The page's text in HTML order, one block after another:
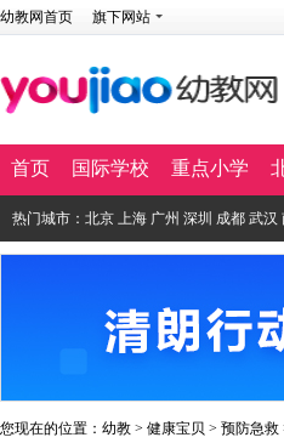
幼教网首页 旗下网站
首页 国际学校 重点小学
热门城市： 北京 上海 广州 深圳 成都 武汉
您现在的位置： 幼教 > 健康宝贝 > 预防急救